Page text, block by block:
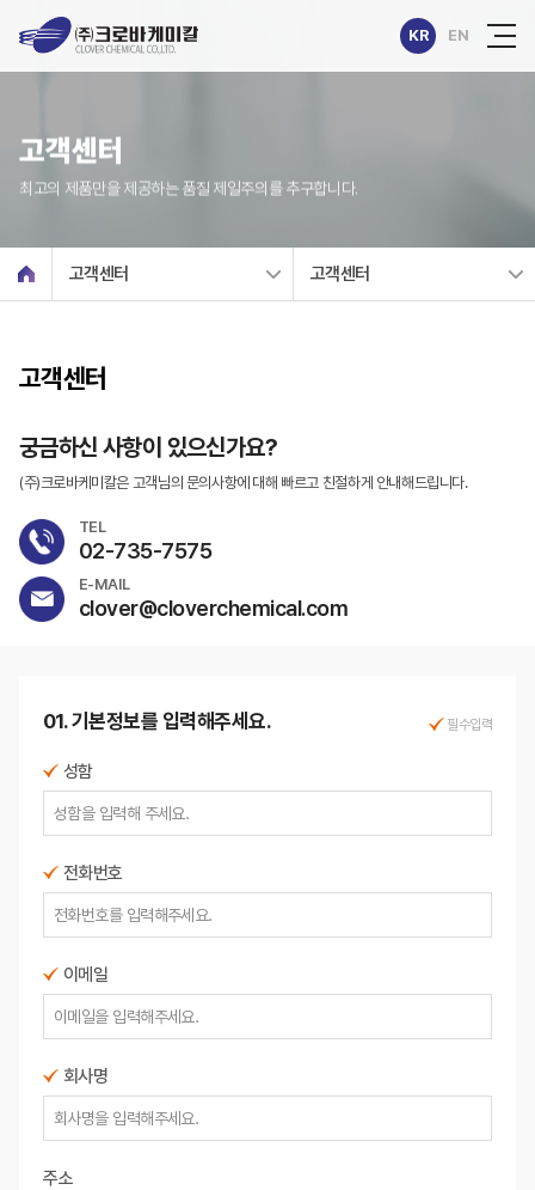
KR EN
고객센터
최고의 제품만을 제공하는 품질 제일주의를 추구합니다.
고객센터 고객센터
고객센터
궁금하신 사항이 있으신가요?
(주)크로바케미칼은 고객님의 문의사항에 대해 빠르고 친절하게 안내해드립니다.
TEL
02-735-7575
E-MAIL
clover@cloverchemical.com
01. 기본정보를 입력해주세요. 필수입력
성함
전화번호
이메일
회사명
주소